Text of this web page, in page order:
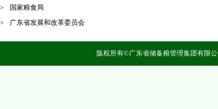
国家粮食局
广东省发展和改革委员会
版权所有©广东省储备粮管理集团有限